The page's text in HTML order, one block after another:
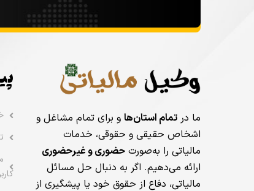
ما در تمام استان‌ها و برای تمام مشاغل و
اشخاص حقیقی و حقوقی، خدمات
مالیاتی را به‌صورت حضوری و غیرحضوری
ارائه می‌دهیم. اگر به دنبال حل مسائل
مالیاتی، دفاع از حقوق خود یا پیشگیری از